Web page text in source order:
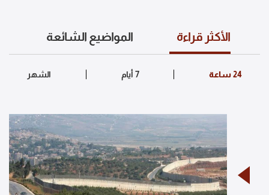
الأكثر قراءة المواضيع الشائعة